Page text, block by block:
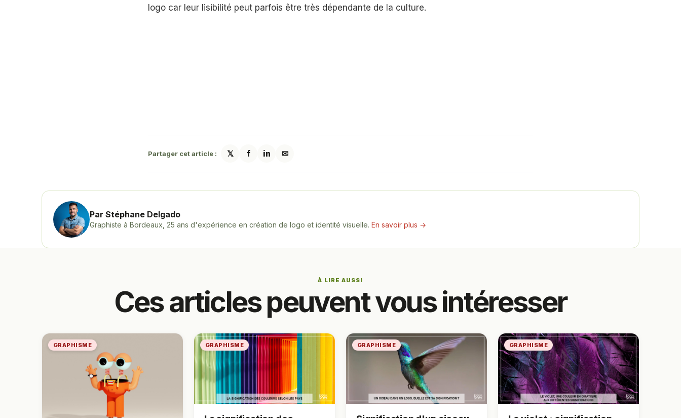
logo car leur lisibilité peut parfois être très dépendante de la culture.
Partager cet article : 𝕏 f in ✉
Par Stéphane Delgado
Graphiste à Bordeaux, 25 ans d'expérience en création de logo et identité visuelle. En savoir plus →
À LIRE AUSSI
Ces articles peuvent vous intéresser
GRAPHISME GRAPHISME GRAPHISME GRAPHISME